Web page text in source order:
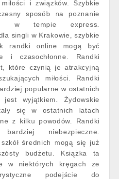
i związków. Szybkie
sposób na poznanie
w tempie express.
singli w Krakowie, szybkie
randki online mogą być
i czasochłonne. Randki
które czynią je atrakcyjną
miłości. Randki
popularne w ostatnich
wyjątkiem. Żydowskie
się w ostatnich latach
z kilku powodów. Randki
niebezpieczne.
średnich mogą się już
budżetu. Książka ta
w niektórych kręgach ze
podejście do